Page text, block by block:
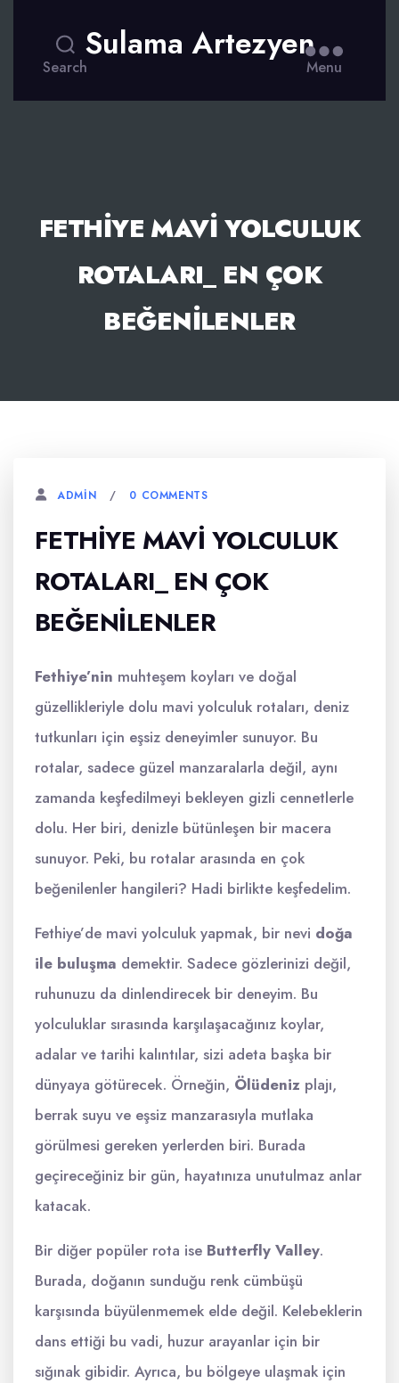
Search
Sulama Artezyen
Menu
FETHIYE MAVI YOLCULUK
ROTALARI_ EN ÇOK
BEĞENILENLER
ADMIN 0 COMMENTS
FETHIYE MAVI YOLCULUK
ROTALARI_ EN ÇOK
BEĞENILENLER
Fethiye’nin muhteşem koyları ve doğal
güzellikleriyle dolu mavi yolculuk rotaları, deniz
tutkunları için eşsiz deneyimler sunuyor. Bu
rotalar, sadece güzel manzaralarla değil, aynı
zamanda keşfedilmeyi bekleyen gizli cennetlerle
dolu. Her biri, denizle bütünleşen bir macera
sunuyor. Peki, bu rotalar arasında en çok
beğenilenler hangileri? Hadi birlikte keşfedelim.
Fethiye’de mavi yolculuk yapmak, bir nevi doğa
ile buluşma demektir. Sadece gözlerinizi değil,
ruhunuzu da dinlendirecek bir deneyim. Bu
yolculuklar sırasında karşılaşacağınız koylar,
adalar ve tarihi kalıntılar, sizi adeta başka bir
dünyaya götürecek. Örneğin, Ölüdeniz plajı,
berrak suyu ve eşsiz manzarasıyla mutlaka
görülmesi gereken yerlerden biri. Burada
geçireceğiniz bir gün, hayatınıza unutulmaz anlar
katacak.
Bir diğer popüler rota ise Butterfly Valley.
Burada, doğanın sunduğu renk cümbüşü
karşısında büyülenmemek elde değil. Kelebeklerin
dans ettiği bu vadi, huzur arayanlar için bir
sığınak gibidir. Ayrıca, bu bölgeye ulaşmak için